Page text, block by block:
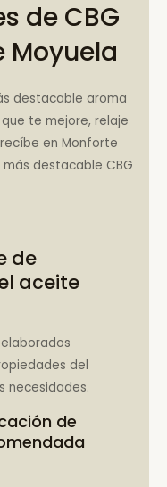
de CBG
Moyuela
destacable aroma
te mejore, relaje
en Monforte
destacable CBG
de
aceite
del
necesidades.
de